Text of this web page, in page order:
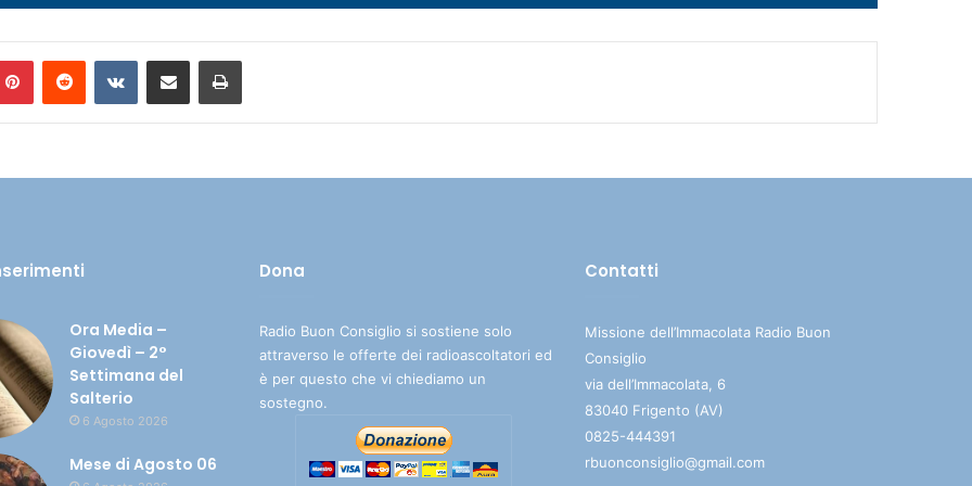
i
Ora Media –
Giovedì – 2°
Settimana del
Salterio
6 Agosto 2026
Mese di Agosto 06
Dona
Radio Buon Consiglio si sostiene solo
attraverso le offerte dei radioascoltatori ed
è per questo che vi chiediamo un
sostegno.
Contatti
Missione dell’Immacolata Radio Buon
Consiglio
via dell’Immacolata, 6
83040 Frigento (AV)
0825-444391
rbuonconsiglio@gmail.com